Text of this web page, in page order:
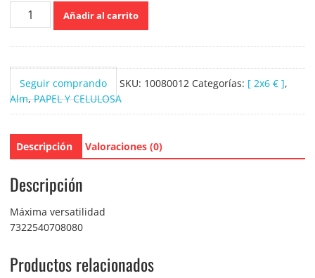
Colhogar
servicios
cantidad
Añadir al carrito
Seguir comprando SKU: 10080012 Categorías: [ 2x6 € ],
Alm,PAPEL Y CELULOSA
Descripción Valoraciones (0)
Descripción
Máxima versatilidad
7322540708080
Productos relacionados